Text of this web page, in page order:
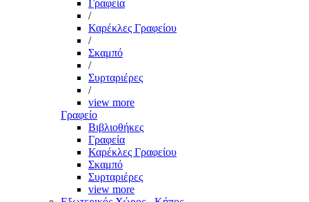
Γραφεία
/
Καρέκλες Γραφείου
/
Σκαμπό
/
Συρταριέρες
/
view more
Γραφείο
Βιβλιοθήκες
Γραφεία
Καρέκλες Γραφείου
Σκαμπό
Συρταριέρες
view more